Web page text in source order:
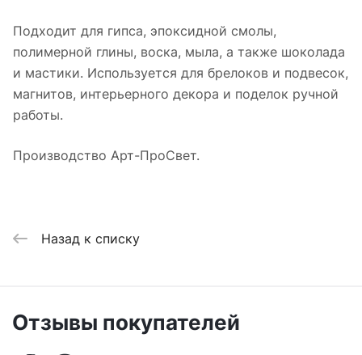
Подходит для гипса, эпоксидной смолы,
полимерной глины, воска, мыла, а также шоколада
и мастики. Используется для брелоков и подвесок,
магнитов, интерьерного декора и поделок ручной
работы.
Производство Арт-ПроСвет.
Назад к списку
Отзывы покупателей